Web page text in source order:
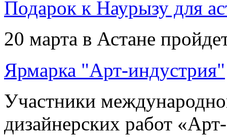
Подарок к Наурызу для
20 марта в Астане
Ярмарка "Арт-индустрия"
Участники
дизайнерских работ